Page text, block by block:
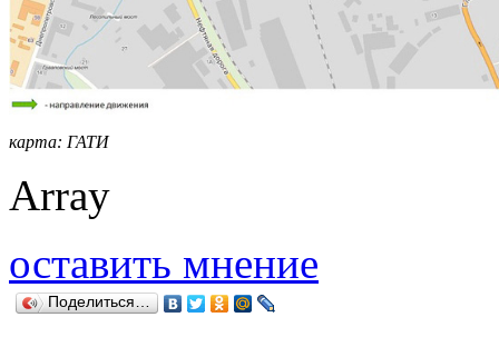
карта: ГАТИ
Array
оставить мнение
Поделиться…